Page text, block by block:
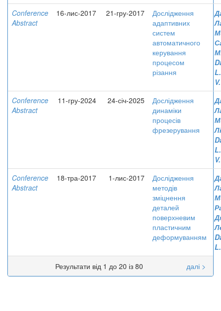
Conference
Abstract
16-лис-2017 21-гру-2017
Дослідження
адаптивних
систем
автоматичного
керування
процесом
різання
Conference
Abstract
11-гру-2024 24-січ-2025
Дослідження
динаміки
процесів
фрезерування
V.
Conference
Abstract
18-тра-2017 1-лис-2017
Дослідження
методів
зміцнення
деталей
поверхневим
пластичним
деформуванням
L.
Результати від 1 до 20 із 80
далі >